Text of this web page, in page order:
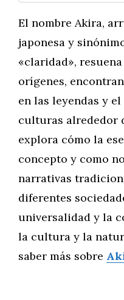
El nombre Akira,
japonesa y
«claridad»,
orígenes,
en las leyendas y
culturas alrededor
explora cómo la
concepto y como
narrativas
diferentes
universalidad y la
la cultura y la
saber más sobre